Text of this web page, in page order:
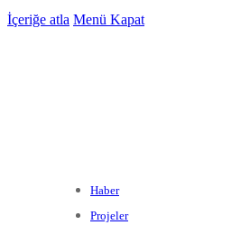
İçeriğe atla Menü Kapat
Haber
Projeler